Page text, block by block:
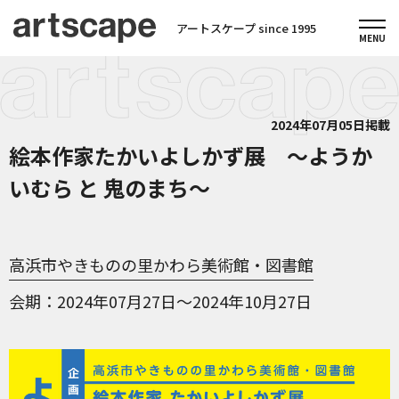
アートスケープ since 1995
2024年07月05日掲載
絵本作家たかいよしかず展 ～ようか
いむら と 鬼のまち～
高浜市やきものの里かわら美術館・図書館
会期
2024年07月27日～2024年10月27日